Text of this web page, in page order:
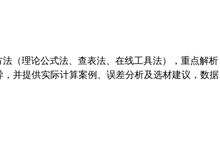
（理论公式法、查表法、在线工具法），重点解析
，并提供实际计算案例、误差分析及选材建议，数据